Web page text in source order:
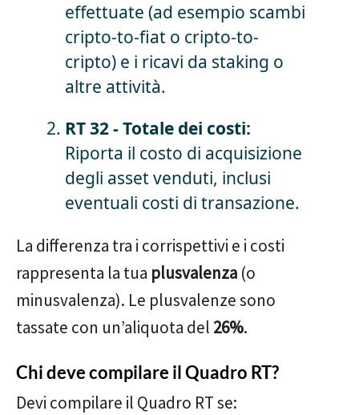
effettuate (ad esempio scambi
cripto-to-fiat o cripto-to-
cripto) e i ricavi da staking o
altre attività.
RT 32 - Totale dei costi:
Riporta il costo di acquisizione
degli asset venduti, inclusi
eventuali costi di transazione.
La differenza tra i corrispettivi e i costi
rappresenta la tua plusvalenza (o
minusvalenza). Le plusvalenze sono
tassate con un’aliquota del 26%.
Chi deve compilare il Quadro RT?
Devi compilare il Quadro RT se: